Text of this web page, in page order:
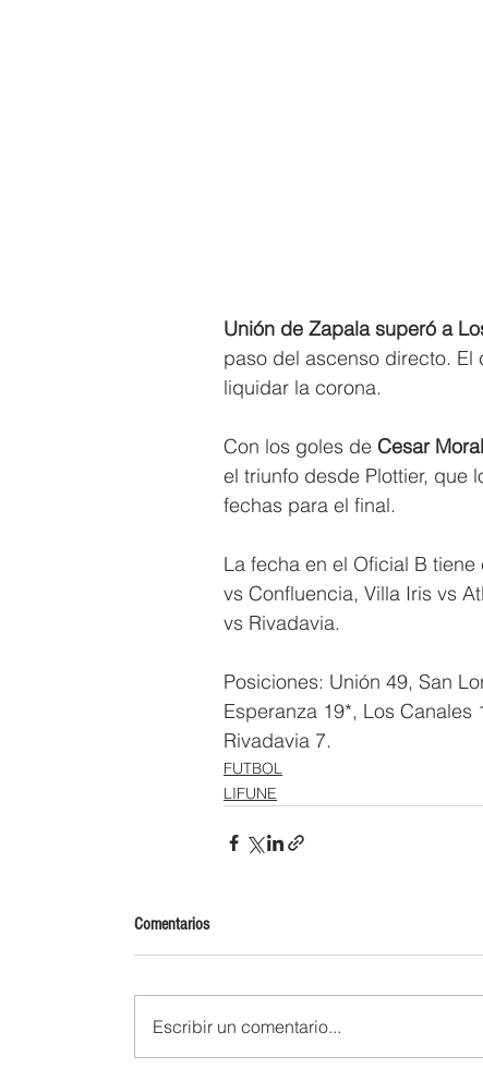
Unión de Zapala superó a
paso del ascenso directo. El
liquidar la corona.
Con los goles de Cesar
el triunfo desde Plottier, que
fechas para el final.
La fecha en el Oficial B
vs Confluencia, Villa Iris vs
vs Rivadavia.
Posiciones: Unión 49, San
Esperanza 19*, Los Canales
Rivadavia 7.
FUTBOL
LIFUNE
Comentarios
Escribir un comentario...